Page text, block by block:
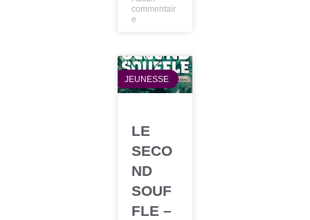
commentair
e
JEUNESSE
LE
SECO
ND
SOUF
FLE –